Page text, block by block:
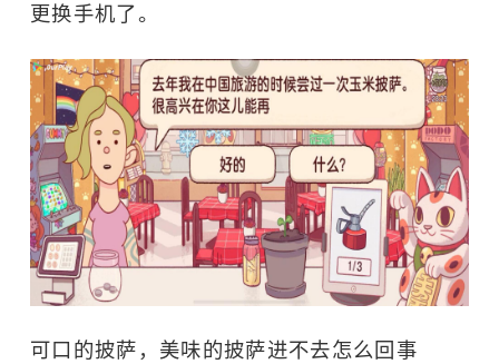
更换手机了。
可口的披萨，美味的披萨进不去怎么回事